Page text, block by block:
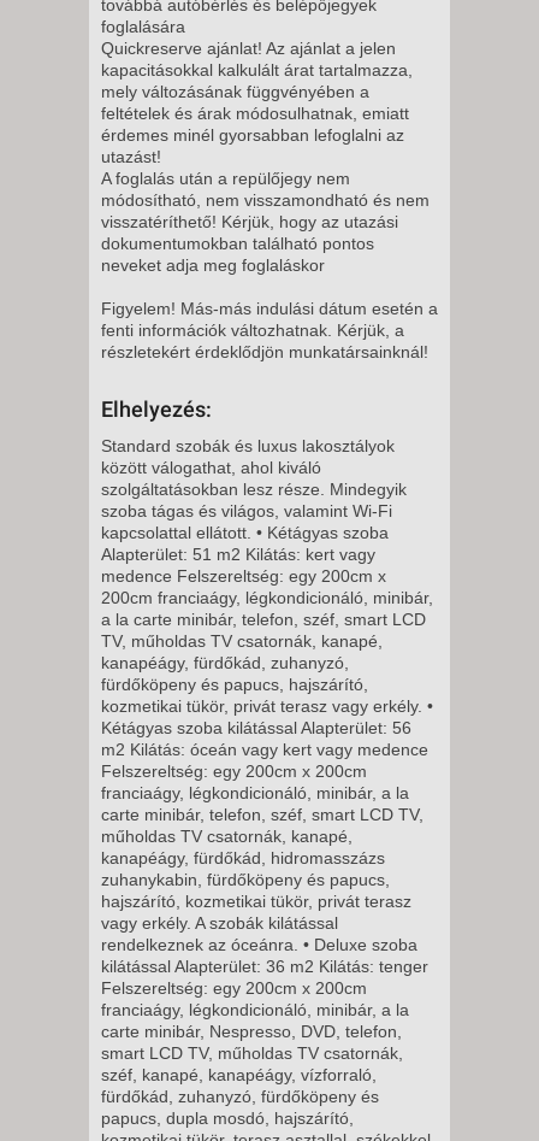
2026. NOVEMBER 07.,
SZOMBAT -
11 NAP / 10 ÉJSZAKA
2026. NOVEMBER 09., HÉTFŐ -
5 NAP / 4 ÉJSZAKA
2026. NOVEMBER 09., HÉTFŐ -
8 NAP / 7 ÉJSZAKA
12 NAP / 11 ÉJSZAKA
12 NAP / 11 ÉJSZAKA
2026. NOVEMBER 10., KEDD -
5 NAP / 4 ÉJSZAKA
2026. NOVEMBER 10., KEDD -
8 NAP / 7 ÉJSZAKA
2026. NOVEMBER 11., SZERDA
-
8 NAP / 7 ÉJSZAKA
2026. NOVEMBER 13., PÉNTEK
-
8 NAP / 7 ÉJSZAKA
2026. NOVEMBER 13., PÉNTEK
-
11 NAP / 10 ÉJSZAKA
2026. NOVEMBER 14.,
SZOMBAT -
11 NAP / 10 ÉJSZAKA
2026. NOVEMBER 14.,
SZOMBAT -
8 NAP / 7 ÉJSZAKA
2026. NOVEMBER 16., HÉTFŐ -
8 NAP / 7 ÉJSZAKA
továbbá autóbérlés és belépőjegyek
foglalására
Quickreserve ajánlat! Az ajánlat a jelen
kapacitásokkal kalkulált árat tartalmazza,
mely változásának függvényében a
feltételek és árak módosulhatnak, emiatt
érdemes minél gyorsabban lefoglalni az
utazást!
A foglalás után a repülőjegy nem
módosítható, nem visszamondható és nem
visszatéríthető! Kérjük, hogy az utazási
dokumentumokban található pontos
neveket adja meg foglaláskor
Figyelem! Más-más indulási dátum esetén a
fenti információk változhatnak. Kérjük, a
részletekért érdeklődjön munkatársainknál!
Elhelyezés:
Standard szobák és luxus lakosztályok
között válogathat, ahol kiváló
szolgáltatásokban lesz része. Mindegyik
szoba tágas és világos, valamint Wi-Fi
kapcsolattal ellátott. • Kétágyas szoba
Alapterület: 51 m2 Kilátás: kert vagy
medence Felszereltség: egy 200cm x
200cm franciaágy, légkondicionáló, minibár,
a la carte minibár, telefon, széf, smart LCD
TV, műholdas TV csatornák, kanapé,
kanapéágy, fürdőkád, zuhanyzó,
fürdőköpeny és papucs, hajszárító,
kozmetikai tükör, privát terasz vagy erkély. •
Kétágyas szoba kilátással Alapterület: 56
m2 Kilátás: óceán vagy kert vagy medence
Felszereltség: egy 200cm x 200cm
franciaágy, légkondicionáló, minibár, a la
carte minibár, telefon, széf, smart LCD TV,
műholdas TV csatornák, kanapé,
kanapéágy, fürdőkád, hidromasszázs
zuhanykabin, fürdőköpeny és papucs,
hajszárító, kozmetikai tükör, privát terasz
vagy erkély. A szobák kilátással
rendelkeznek az óceánra. • Deluxe szoba
kilátással Alapterület: 36 m2 Kilátás: tenger
Felszereltség: egy 200cm x 200cm
franciaágy, légkondicionáló, minibár, a la
carte minibár, Nespresso, DVD, telefon,
smart LCD TV, műholdas TV csatornák,
széf, kanapé, kanapéágy, vízforraló,
fürdőkád, zuhanyzó, fürdőköpeny és
papucs, dupla mosdó, hajszárító,